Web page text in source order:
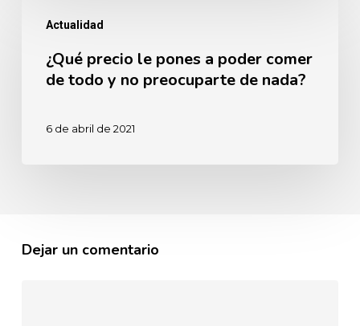
Actualidad
precio
pones
poder
¿Qué precio le pones a poder comer
de todo y no preocuparte de nada?
6 de abril de 2021
Dejar un comentario